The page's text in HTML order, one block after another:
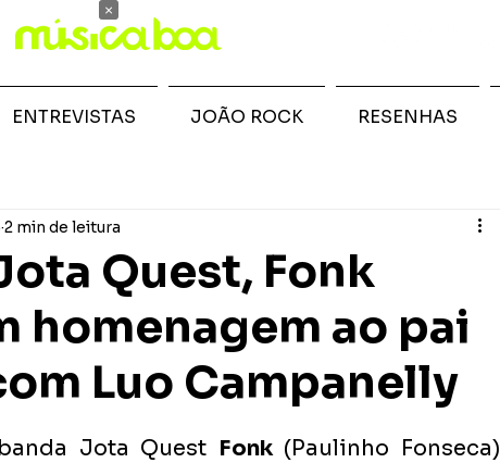
Quest, Fonk
homenagem ao pai
Luo Campanelly
2 min de leitura
Jota Quest Fonk (Paulinho Fonseca)
ENTREVISTAS JOÃO ROCK RESENHAS
×